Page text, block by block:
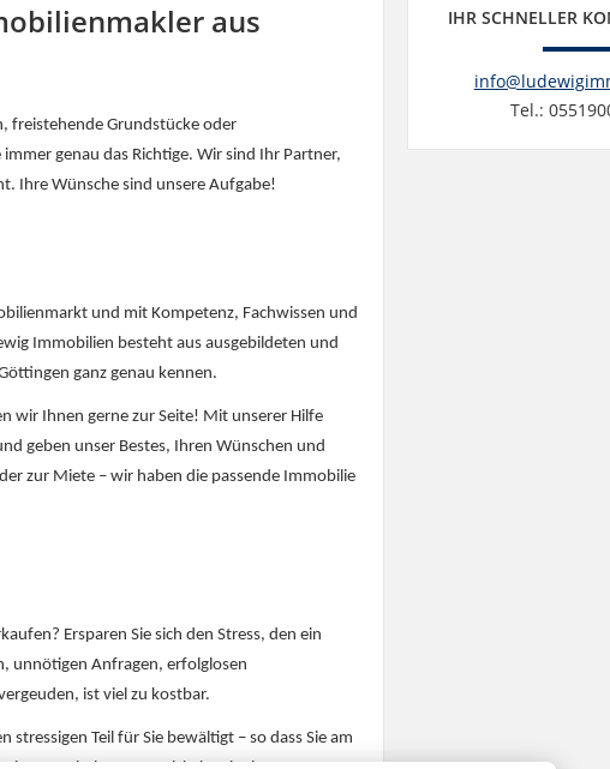
aus
freistehende Grundstücke oder
genau das Richtige. Wir sind Ihr Partner,
Ihre Wünsche sind unsere Aufgabe!
und mit Kompetenz, Fachwissen und
Immobilien besteht aus ausgebildeten und
ganz genau kennen.
wir Ihnen gerne zur Seite! Mit unserer Hilfe
geben unser Bestes, Ihren Wünschen und
zur Miete – wir haben die passende Immobilie
Ersparen Sie sich den Stress, den ein
unnötigen Anfragen, erfolglosen
ist viel zu kostbar.
Teil für Sie bewältigt – so dass Sie am
IHR SCHNELLER
Tel.: